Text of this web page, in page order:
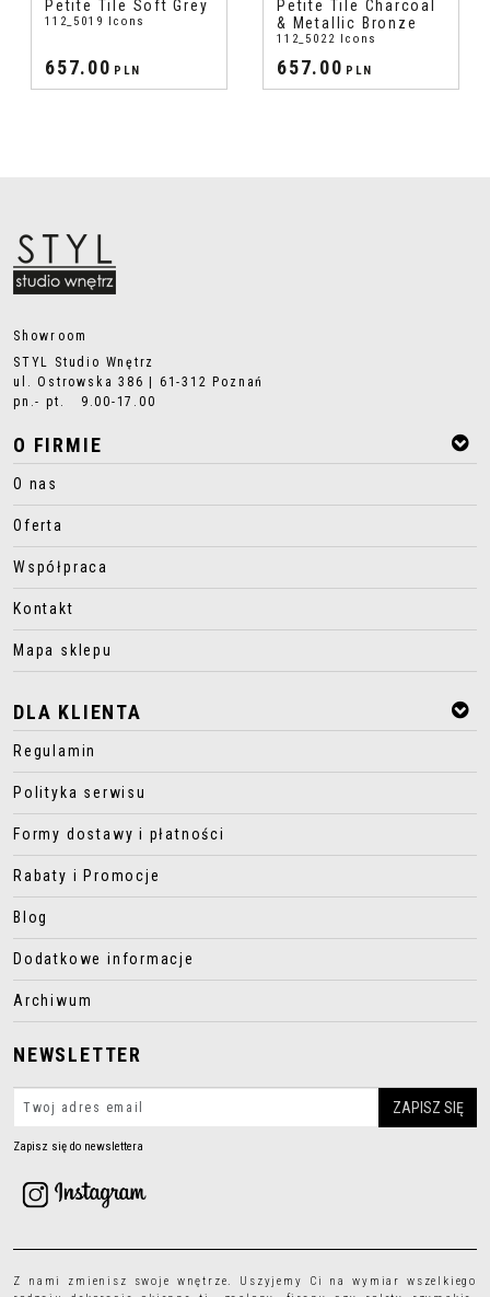
Petite Tile Soft Grey
112_5019 Icons
657.00 PLN
Petite Tile Charcoal
& Metallic Bronze
112_5022 Icons
657.00 PLN
Showroom
STYL Studio Wnętrz
ul. Ostrowska 386 | 61-312 Poznań
pn.- pt. 9.00-17.00
O FIRMIE
O nas
Oferta
Współpraca
Kontakt
Mapa sklepu
DLA KLIENTA
Regulamin
Polityka serwisu
Formy dostawy i płatności
Rabaty i Promocje
Blog
Dodatkowe informacje
Archiwum
NEWSLETTER
Zapisz się do newslettera
Z nami zmienisz swoje wnętrze. Uszyjemy Ci na wymiar wszelkiego